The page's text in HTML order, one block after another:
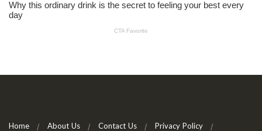
Home About Us Contact Us Privacy Policy